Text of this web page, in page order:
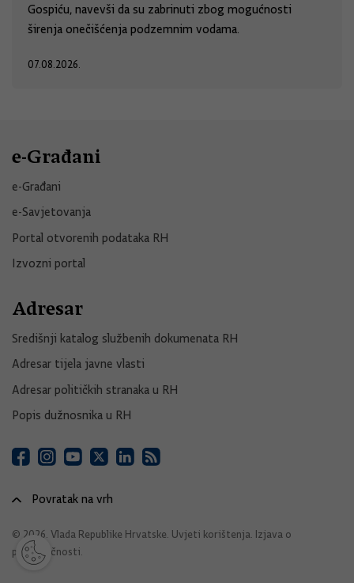
Gospiću, navevši da su zabrinuti zbog mogućnosti
širenja onečišćenja podzemnim vodama.
07.08.2026.
e-Građani
e-Građani
e-Savjetovanja
Portal otvorenih podataka RH
Izvozni portal
Adresar
Središnji katalog službenih dokumenata RH
Adresar tijela javne vlasti
Adresar političkih stranaka u RH
Popis dužnosnika u RH
Povratak na vrh
© 2026. Vlada Republike Hrvatske. Uvjeti korištenja Izjava o
pristupačnosti